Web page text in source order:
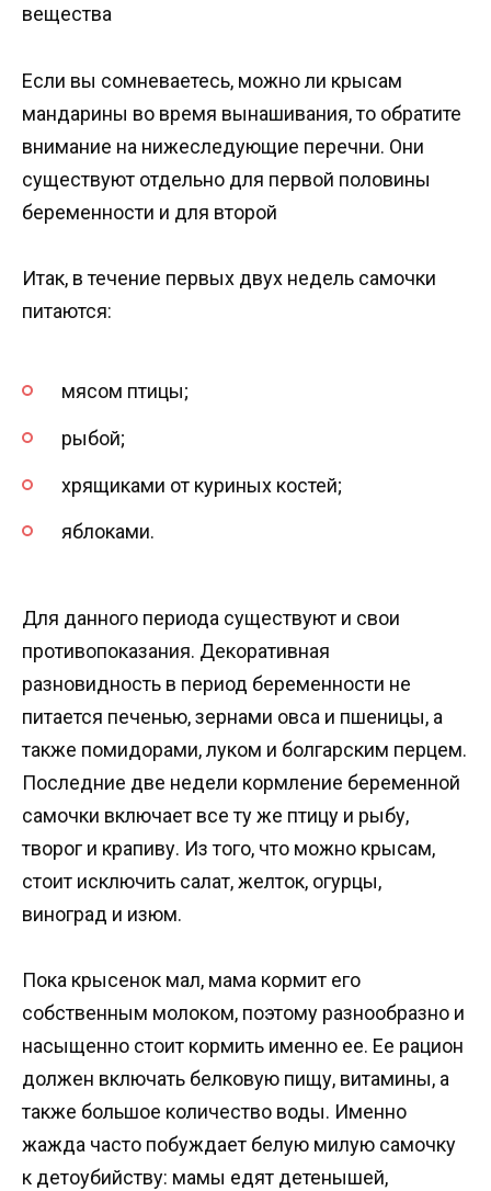
вещества
Если вы сомневаетесь, можно ли крысам
мандарины во время вынашивания, то обратите
внимание на нижеследующие перечни. Они
существуют отдельно для первой половины
беременности и для второй
Итак, в течение первых двух недель самочки
питаются:
мясом птицы;
рыбой;
хрящиками от куриных костей;
яблоками.
Для данного периода существуют и свои
противопоказания. Декоративная
разновидность в период беременности не
питается печенью, зернами овса и пшеницы, а
также помидорами, луком и болгарским перцем.
Последние две недели кормление беременной
самочки включает все ту же птицу и рыбу,
творог и крапиву. Из того, что можно крысам,
стоит исключить салат, желток, огурцы,
виноград и изюм.
Пока крысенок мал, мама кормит его
собственным молоком, поэтому разнообразно и
насыщенно стоит кормить именно ее. Ее рацион
должен включать белковую пищу, витамины, а
также большое количество воды. Именно
жажда часто побуждает белую милую самочку
к детоубийству: мамы едят детенышей,